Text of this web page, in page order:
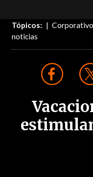
Tópicos: Corporativo
noticias